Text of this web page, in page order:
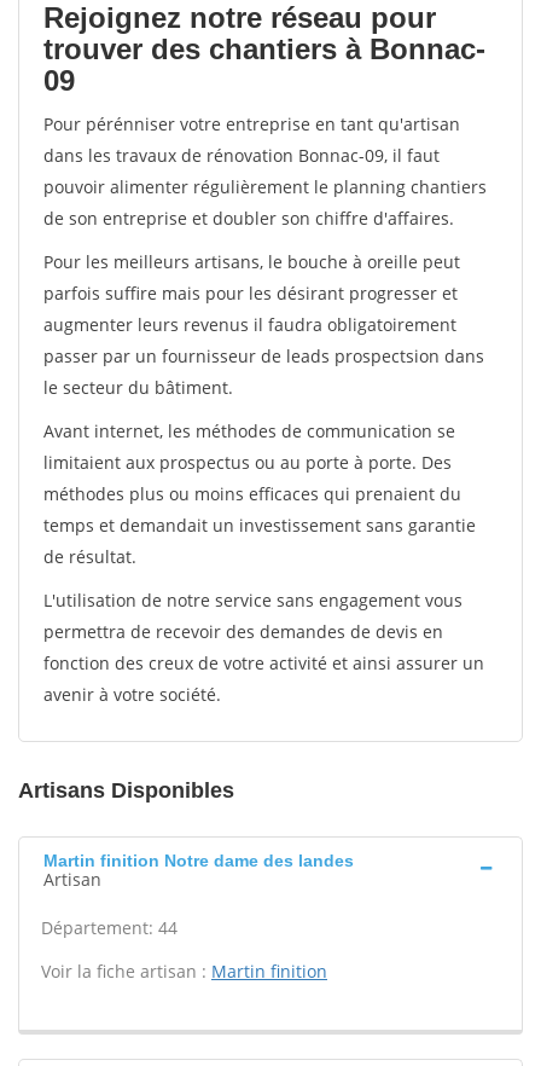
Rejoignez notre réseau pour
trouver des chantiers à Bonnac-
09
Pour pérénniser votre entreprise en tant qu'artisan
dans les travaux de rénovation Bonnac-09, il faut
pouvoir alimenter régulièrement le planning chantiers
de son entreprise et doubler son chiffre d'affaires.
Pour les meilleurs artisans, le bouche à oreille peut
parfois suffire mais pour les désirant progresser et
augmenter leurs revenus il faudra obligatoirement
passer par un fournisseur de leads prospectsion dans
le secteur du bâtiment.
Avant internet, les méthodes de communication se
limitaient aux prospectus ou au porte à porte. Des
méthodes plus ou moins efficaces qui prenaient du
temps et demandait un investissement sans garantie
de résultat.
L'utilisation de notre service sans engagement vous
permettra de recevoir des demandes de devis en
fonction des creux de votre activité et ainsi assurer un
avenir à votre société.
Artisans Disponibles
Martin finition Notre dame des landes
Artisan
Département: 44
Voir la fiche artisan : Martin finition